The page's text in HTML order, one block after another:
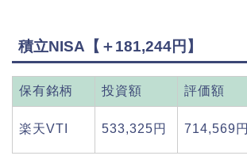
積立NISA【＋181,244円】
保有銘柄 投資額 評価額
楽天VTI 533,325円 714,569円